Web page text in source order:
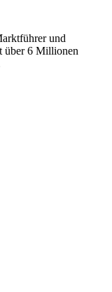
und
über 6 Millionen